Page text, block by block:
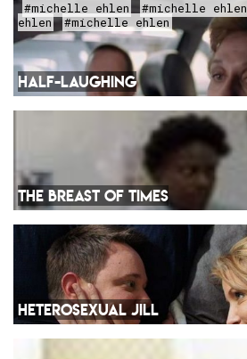
#michelle ehlen #michelle ehlen
ehlen
#michelle ehlen
HALF-LAUGHING
THE BREAST OF TIMES
HETEROSEXUAL JILL